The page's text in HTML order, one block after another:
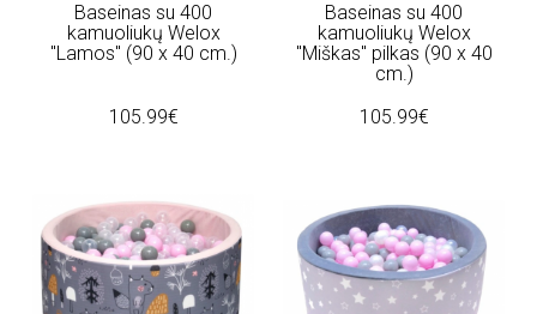
Baseinas su 400
kamuoliukų Welox
"Lamos" (90 x 40 cm.)
105.99€
Baseinas su 400
kamuoliukų Welox
"Miškas" pilkas (90 x 40
cm.)
105.99€